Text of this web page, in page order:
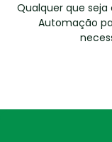
Qualquer que seja
Automação